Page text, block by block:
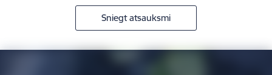
Sniegt atsauksmi